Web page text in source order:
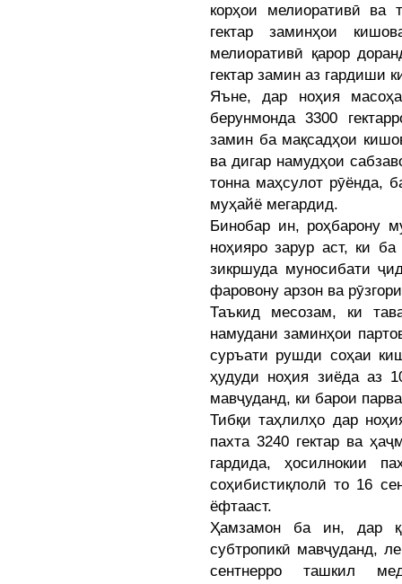
корҳои мелиоративӣ ва
гектар заминҳои
мелиоративӣ қарор
гектар замин аз гардиши
Яъне, дар ноҳия
берунмонда 3300
замин ба мақсадҳои
ва дигар намудҳои
тонна маҳсулот рӯёнда,
муҳайё мегардид.
Бинобар ин, роҳбарону
ноҳияро зарур аст, ки
зикршуда муносибати
фаровону арзон ва
Таъкид месозам, ки
намудани заминҳои
суръати рушди соҳаи
ҳудуди ноҳия зиёда аз
мавҷуданд, ки барои
Тибқи таҳлилҳо дар
пахта 3240 гектар ва
гардида, ҳосилнокии
соҳибистиқлолӣ то 16
ёфтааст.
Ҳамзамон ба ин, дар
субтропикӣ мавҷуданд,
сентнерро ташкил